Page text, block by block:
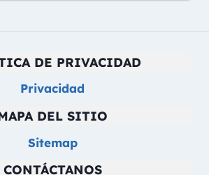
DE PRIVACIDAD
Privacidad
DEL SITIO
Sitemap
CONTÁCTANOS